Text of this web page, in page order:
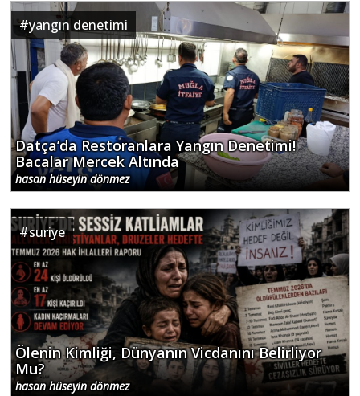
#yangın denetimi
Datça’da Restoranlara Yangın Denetimi!
Bacalar Mercek Altında
hasan hüseyin dönmez
#suriye
Ölenin Kimliği, Dünyanın Vicdanını Belirliyor
Mu?
hasan hüseyin dönmez